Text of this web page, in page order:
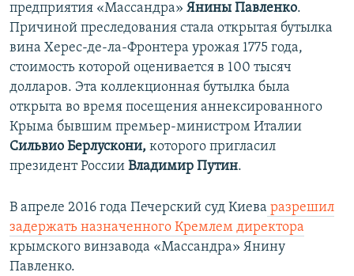
предприятия «Массандра» Янины Павленко.
Причиной преследования стала открытая бутылка
вина Херес-де-ла-Фронтера урожая 1775 года,
стоимость которой оценивается в 100 тысяч
долларов. Эта коллекционная бутылка была
открыта во время посещения аннексированного
Крыма бывшим премьер-министром Италии
Сильвио Берлускони, которого пригласил
президент России Владимир Путин.
В апреле 2016 года Печерский суд Киева разрешил
задержать назначенного Кремлем директора
крымского винзавода «Массандра» Янину
Павленко.